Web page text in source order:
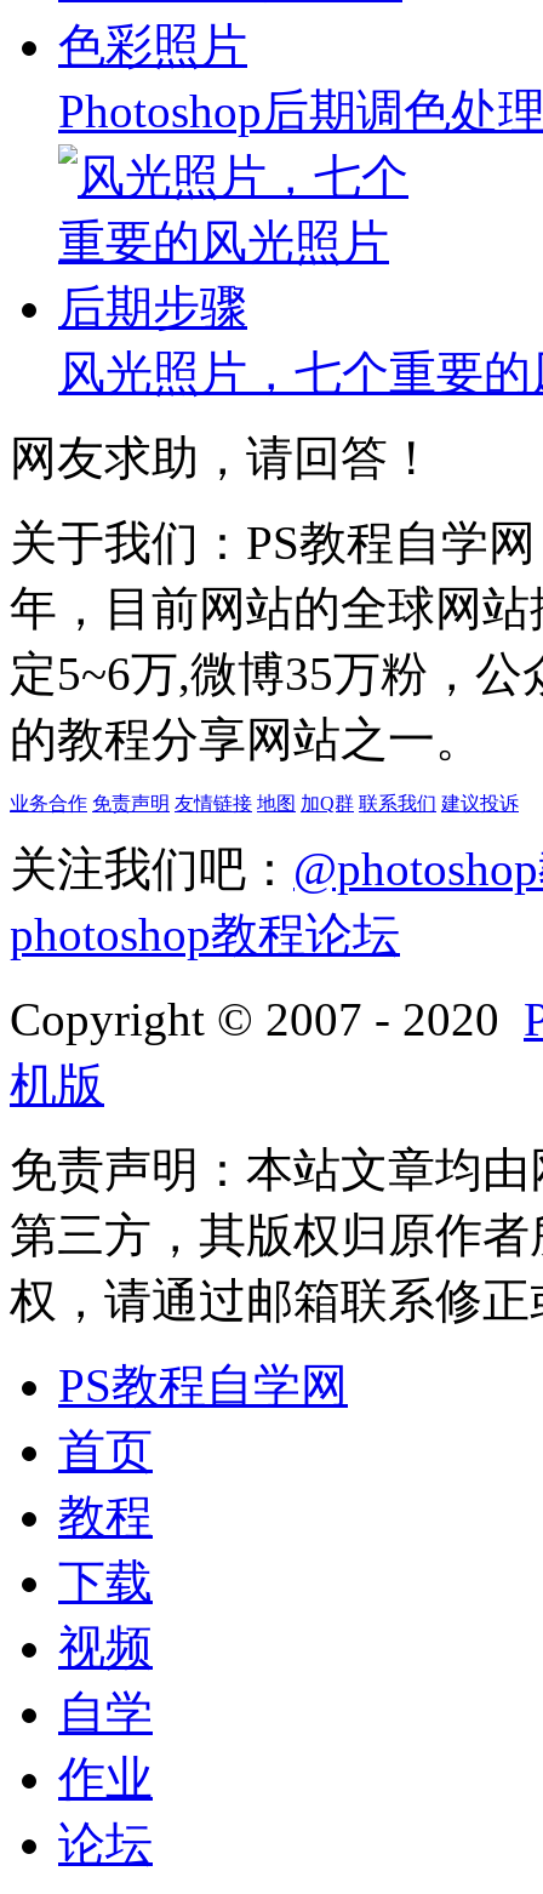
Photoshop后期调色处
风光照片，七个重要
网友求助，请回答！
关于我们：PS教程自学
年，目前网站的全球网
定5~6万,微博35万粉，
的教程分享网站之一。
业务合作 免责声明 友情链接 地图 加Q群 联系我们 建议投诉
关注我们吧：
photoshop教程论坛
Copyright © 2007 - 2020
机版
免责声明：本站文章均
第三方，其版权归原作
权，请通过邮箱联系修正
PS教程自学网
首页
教程
下载
视频
自学
作业
论坛